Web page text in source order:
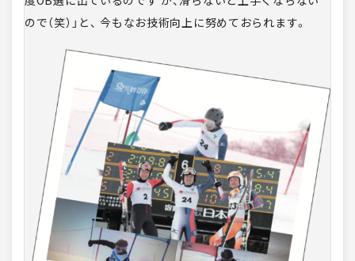
ので（笑）」と、 今もなお技術向上に努めておられます。